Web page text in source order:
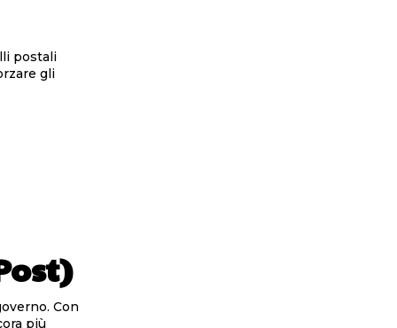
postali
gli
Con
più